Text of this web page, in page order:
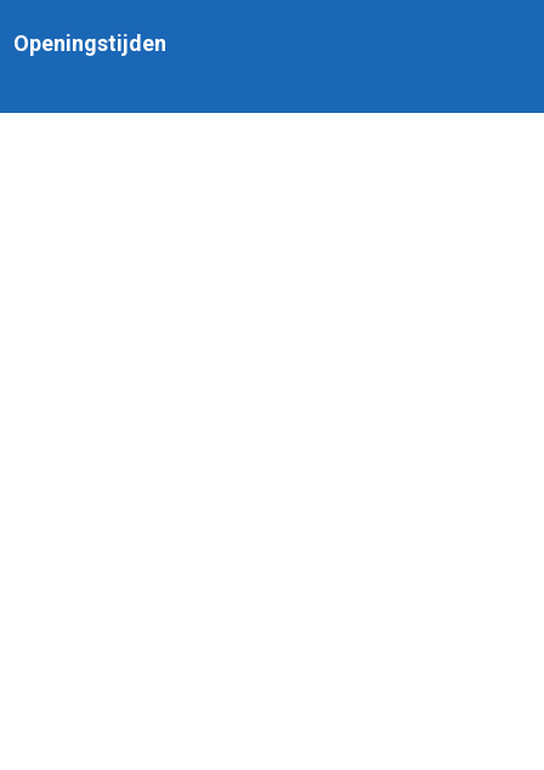
Openingstijden